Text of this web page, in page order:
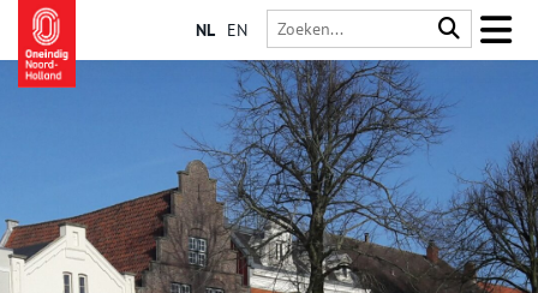
NL EN